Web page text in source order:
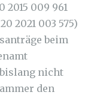
2015 009 961
2021 003 575)
beim
nicht
den